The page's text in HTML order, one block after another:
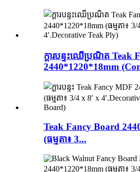
ក្តារបន្ទះឈើប្រណិត Teak
2440*1220*18mm
Teak Fancy Board
(ធម្មតា៖ 3...